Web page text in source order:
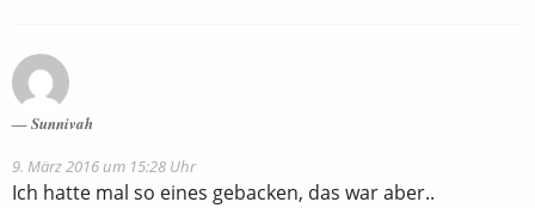
Sunnivah
9. März 2016 um 15:28 Uhr
Ich hatte mal so eines gebacken, das war aber..